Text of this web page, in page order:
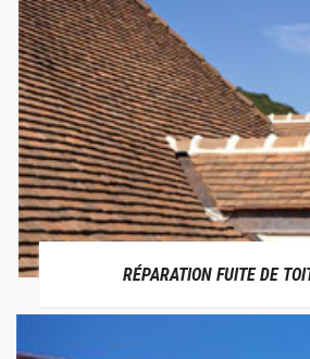
RÉPARATION FUITE DE